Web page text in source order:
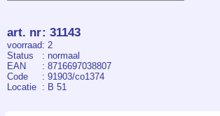
art. nr: 31143
voorraad: 2
Status
: normaal
EAN
: 8716697038807
Code
: 91903/co1374
Locatie : B 51